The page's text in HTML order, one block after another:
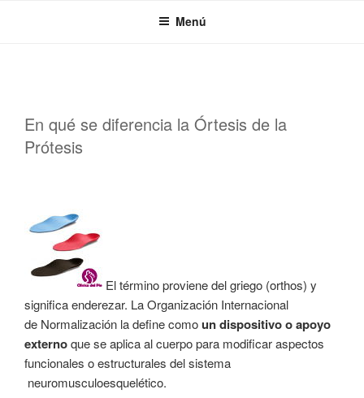
Menú
EL
En qué se diferencia la Órtesis de la
Prótesis
El término proviene del griego (orthos) y
significa enderezar. La Organización Internacional
de Normalización la define comoun dispositivo o apoyo
externoque se aplica al cuerpo para modificar aspectos
funcionales o estructurales del sistema
neuromusculoesquelético.